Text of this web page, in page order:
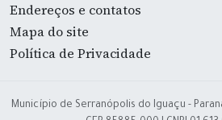
Endereços e contatos
Mapa do site
Política de Privacidade
Município de Serranópolis do Iguaçu -